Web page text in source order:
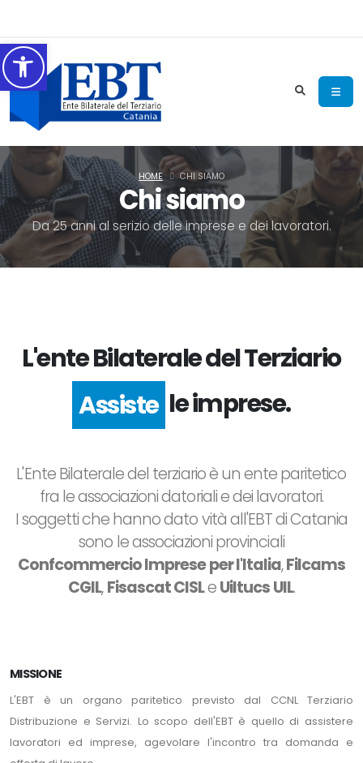
Chi siamo
Da 25 anni al serizio delle imprese e dei lavoratori.
HOME CHI SIAMO
L'ente Bilaterale del Terziario
Assiste le imprese.
L'Ente Bilaterale del terziario è un ente paritetico
fra le associazioni datoriali e dei lavoratori.
I soggetti che hanno dato vità all'EBT di Catania
sono le associazioni provinciali
Confcommercio Imprese per l'Italia,Filcams
CGIL,Fisascat CISLeUiltucs UIL.
MISSIONE
L'EBT è un organo paritetico previsto dal CCNL Terziario
Distribuzione e Servizi. Lo scopo dell'EBT è quello di assistere
lavoratori ed imprese, agevolare l'incontro tra domanda e
Accessibilità